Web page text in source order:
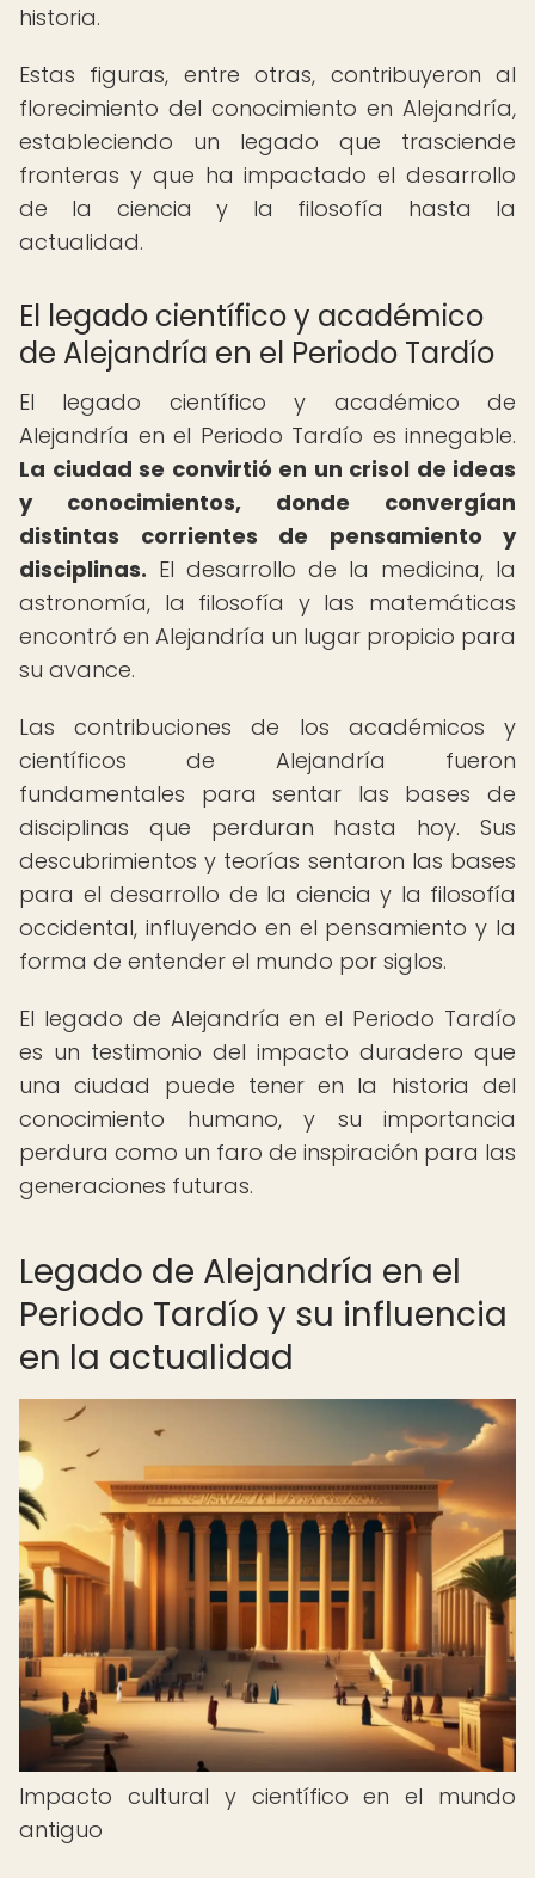
historia.
Estas figuras, entre otras, contribuyeron al
florecimiento del conocimiento en Alejandría,
estableciendo un legado que trasciende
fronteras y que ha impactado el desarrollo
de la ciencia y la filosofía hasta la
actualidad.
El legado científico y académico
de Alejandría en el Periodo Tardío
El legado científico y académico de
Alejandría en el Periodo Tardío es innegable.
La ciudad se convirtió en un crisol de ideas
y conocimientos, donde convergían
distintas corrientes de pensamiento y
disciplinas. El desarrollo de la medicina, la
astronomía, la filosofía y las matemáticas
encontró en Alejandría un lugar propicio para
su avance.
Las contribuciones de los académicos y
científicos de Alejandría fueron
fundamentales para sentar las bases de
disciplinas que perduran hasta hoy. Sus
descubrimientos y teorías sentaron las bases
para el desarrollo de la ciencia y la filosofía
occidental, influyendo en el pensamiento y la
forma de entender el mundo por siglos.
El legado de Alejandría en el Periodo Tardío
es un testimonio del impacto duradero que
una ciudad puede tener en la historia del
conocimiento humano, y su importancia
perdura como un faro de inspiración para las
generaciones futuras.
Legado de Alejandría en el
Periodo Tardío y su influencia
en la actualidad
Impacto cultural y científico en el mundo
antiguo